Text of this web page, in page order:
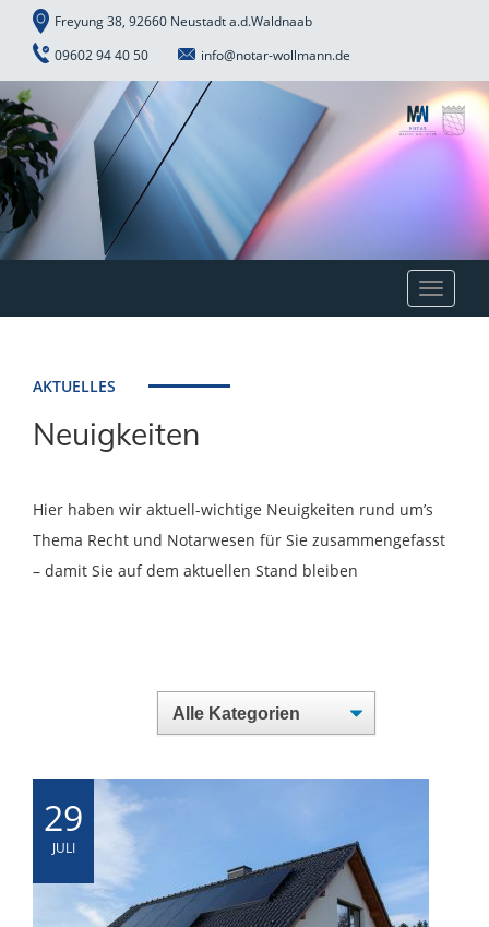
Freyung 38, 92660 Neustadt a.d.Waldnaab
09602 94 40 50
info@notar-wollmann.de
Toggle
AKTUELLES
Neuigkeiten
Hier haben wir aktuell-wichtige Neuigkeiten rund um’s
Thema Recht und Notarwesen für Sie zusammengefasst
– damit Sie auf dem aktuellen Stand bleiben
29
JULI